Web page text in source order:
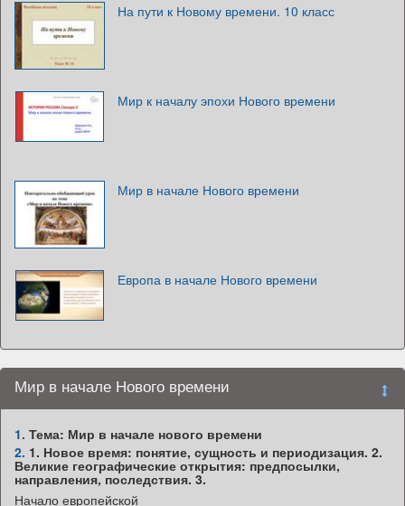
На пути к Новому времени. 10 класс
Мир к началу эпохи Нового времени
Мир в начале Нового времени
Европа в начале Нового времени
Мир в начале Нового времени
1. Тема: Мир в начале нового времени
2. 1. Новое время: понятие, сущность и периодизация. 2.
Великие географические открытия: предпосылки,
направления, последствия. 3.
Начало европейской